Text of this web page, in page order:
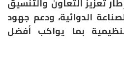
الدوائية، ودعم جهود
بما يواكب أفضل